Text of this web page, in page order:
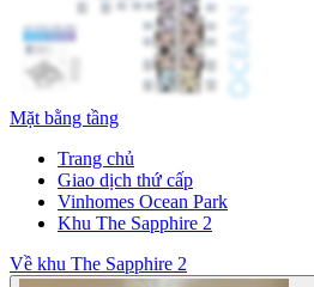
Mặt bằng tầng
Trang chủ
Giao dịch thứ cấp
Vinhomes Ocean Park
Khu The Sapphire 2
Về khu The Sapphire 2